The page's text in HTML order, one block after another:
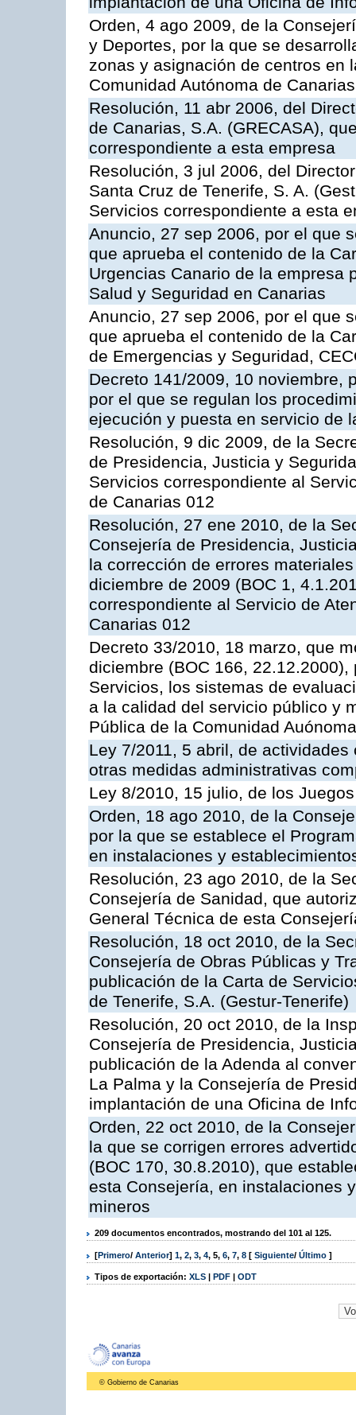
Orden, 4 ago 2009, de la
y Deportes, por la que se
zonas y asignación de centros en
Comunidad Autónoma de Canarias
Resolución, 11 abr 2006, del
de Canarias, S.A. (GRECASA),
correspondiente a esta empresa
Resolución, 3 jul 2006, del
Santa Cruz de Tenerife, S. A.
Servicios correspondiente a esta
Anuncio, 27 sep 2006, por el que
que aprueba el contenido de la
Urgencias Canario de la empresa
Salud y Seguridad en Canarias
Anuncio, 27 sep 2006, por el que
que aprueba el contenido de la
de Emergencias y Seguridad,
Decreto 141/2009, 10 noviembre,
por el que se regulan los
ejecución y puesta en servicio de
Resolución, 9 dic 2009, de la
de Presidencia, Justicia y
Servicios correspondiente al
de Canarias 012
Resolución, 27 ene 2010, de la
Consejería de Presidencia,
la corrección de errores
diciembre de 2009 (BOC 1,
correspondiente al Servicio de
Canarias 012
Decreto 33/2010, 18 marzo, que
diciembre (BOC 166,
Servicios, los sistemas de
a la calidad del servicio público y
Pública de la Comunidad
Ley 7/2011, 5 abril, de
otras medidas administrativas
Ley 8/2010, 15 julio, de los
Orden, 18 ago 2010, de la
por la que se establece el
en instalaciones y
Resolución, 23 ago 2010, de la
Consejería de Sanidad, que
General Técnica de esta
Resolución, 18 oct 2010, de la
Consejería de Obras Públicas y
publicación de la Carta de
de Tenerife, S.A. (Gestur-Tenerife)
Resolución, 20 oct 2010, de la
Consejería de Presidencia,
publicación de la Adenda al
La Palma y la Consejería de
implantación de una Oficina de
Orden, 22 oct 2010, de la
la que se corrigen errores
(BOC 170, 30.8.2010), que
esta Consejería, en instalaciones
mineros
209 documentos encontrados, mostrando del 101 al 125.
[Primero/ Anterior] 1, 2, 3, 4, 5, 6, 7, 8 [ Siguiente/ Último ]
Tipos de exportación: XLS | PDF | ODT
© Gobierno de Canarias